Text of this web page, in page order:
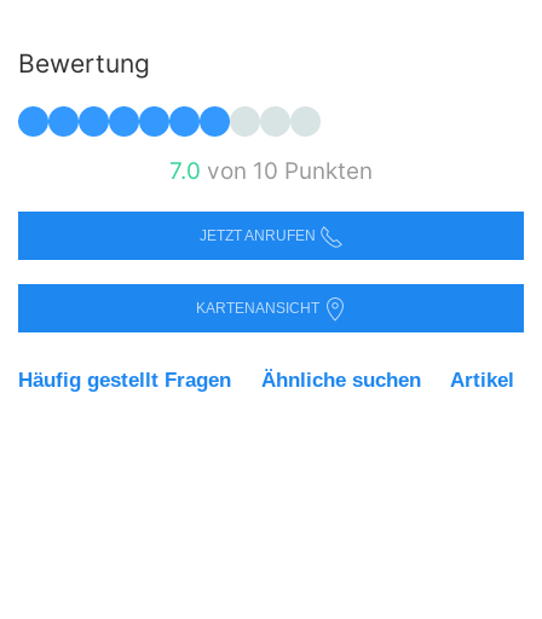
Bewertung
7.0 von 10 Punkten
JETZT ANRUFEN
KARTENANSICHT
Häufig gestellt Fragen Ähnliche suchen Artikel